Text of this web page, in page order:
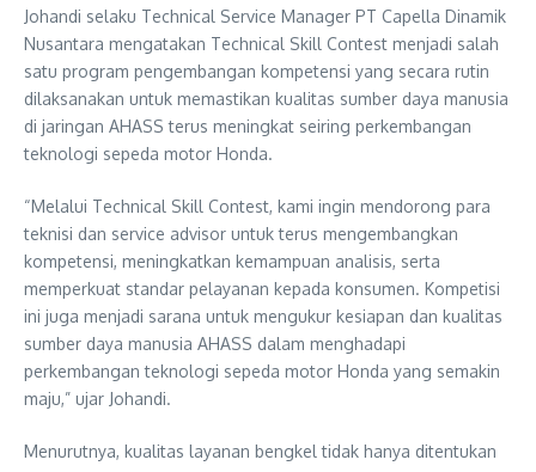
Johandi selaku Technical Service Manager PT Capella Dinamik
Nusantara mengatakan Technical Skill Contest menjadi salah
satu program pengembangan kompetensi yang secara rutin
dilaksanakan untuk memastikan kualitas sumber daya manusia
di jaringan AHASS terus meningkat seiring perkembangan
teknologi sepeda motor Honda.
“Melalui Technical Skill Contest, kami ingin mendorong para
teknisi dan service advisor untuk terus mengembangkan
kompetensi, meningkatkan kemampuan analisis, serta
memperkuat standar pelayanan kepada konsumen. Kompetisi
ini juga menjadi sarana untuk mengukur kesiapan dan kualitas
sumber daya manusia AHASS dalam menghadapi
perkembangan teknologi sepeda motor Honda yang semakin
maju,” ujar Johandi.
Menurutnya, kualitas layanan bengkel tidak hanya ditentukan